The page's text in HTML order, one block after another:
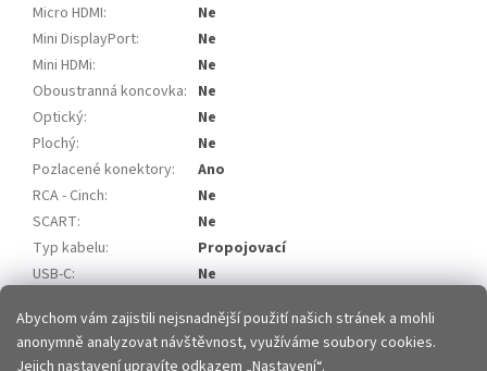
Abychom vám zajistili nejsnadnější použití našich stránek a mohli
anonymně analyzovat návštěvnost, využíváme soubory cookies.
Jejich nastavení upravíte odkazem „Nastavení“.
Micro HDMI:
Ne
Mini DisplayPort:
Ne
Mini HDMi:
Ne
Oboustranná koncovka: Ne
Optický:
Ne
Plochý:
Ne
Pozlacené konektory:
Ano
RCA - Cinch:
Ne
SCART:
Ne
Typ kabelu:
Propojovací
USB-C:
Ne